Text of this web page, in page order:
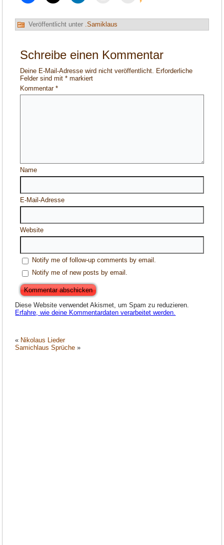
Veröffentlicht unter .Samiklaus
Schreibe einen Kommentar
Deine E-Mail-Adresse wird nicht veröffentlicht. Erforderliche
Felder sind mit* markiert
Kommentar*
Name
E-Mail-Adresse
Website
Notify me of follow-up comments by email.
Notify me of new posts by email.
Diese Website verwendet Akismet, um Spam zu reduzieren.
Erfahre, wie deine Kommentardaten verarbeitet werden.
« Nikolaus Lieder
Samichlaus Sprüche »